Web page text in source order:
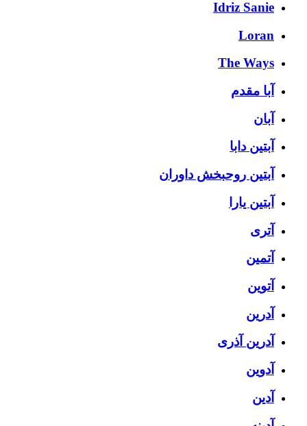
Idriz Sanie
Loran
The Ways
آبا مقدم
آبان
آبتین دابا
آبتین روحبخش داوران
آبتین یارا
آتری
آتمین
آتوین
آدرین
آدرین آذری
آدوین
آدین